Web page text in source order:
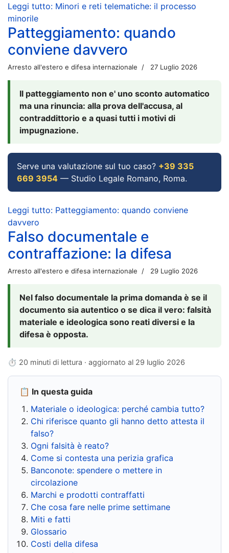
Leggi tutto: Minori e reti telematiche: il processo
minorile
Patteggiamento: quando
conviene davvero
Arresto all'estero e difesa internazionale 27 Luglio 2026
Il patteggiamento non e' uno sconto automatico
ma una rinuncia: alla prova dell'accusa, al
contraddittorio e a quasi tutti i motivi di
impugnazione.
Serve una valutazione sul tuo caso? +39 335
669 3954 — Studio Legale Romano, Roma.
Leggi tutto: Patteggiamento: quando conviene
davvero
Falso documentale e
contraffazione: la difesa
Arresto all'estero e difesa internazionale 29 Luglio 2026
Nel falso documentale la prima domanda è se il
documento sia autentico o se dica il vero: falsità
materiale e ideologica sono reati diversi e la
difesa è opposta.
⏱ 20 minuti di lettura · aggiornato al 29 luglio 2026
📋 In questa guida
Materiale o ideologica: perché cambia tutto?
Chi riferisce quanto gli hanno detto attesta il
falso?
Ogni falsità è reato?
Come si contesta una perizia grafica
Banconote: spendere o mettere in
circolazione
Marchi e prodotti contraffatti
Che cosa fare nelle prime settimane
Miti e fatti
Glossario
Costi della difesa